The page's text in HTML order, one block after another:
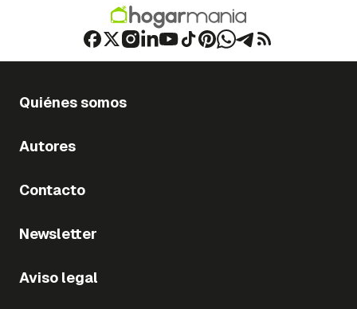
Quiénes somos
Autores
Contacto
Newsletter
Aviso legal